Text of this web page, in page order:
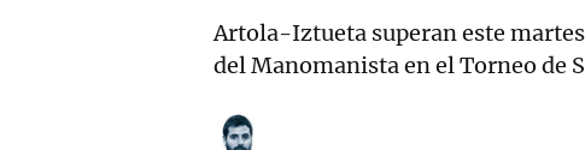
Artola-Iztueta superan este
del Manomanista en el Torneo de